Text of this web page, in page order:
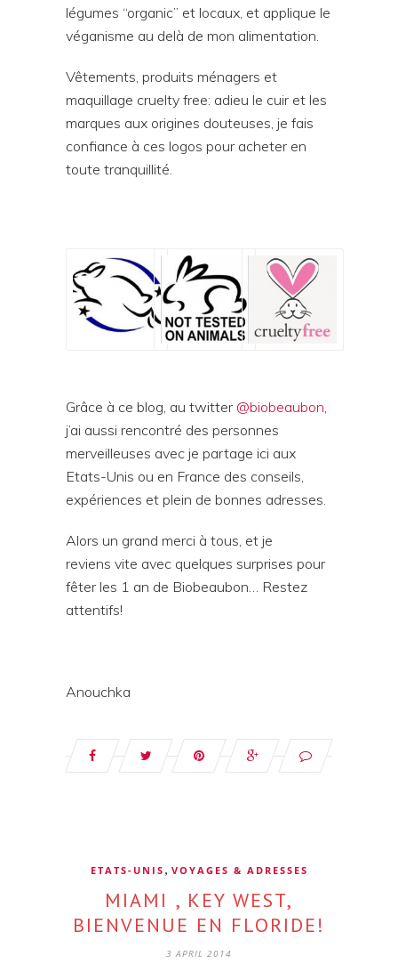
légumes “organic” et locaux, et applique le
véganisme au delà de mon alimentation.
Vêtements, produits ménagers et
maquillage cruelty free: adieu le cuir et les
marques aux origines douteuses, je fais
confiance à ces logos pour acheter en
toute tranquillité.
Grâce à ce blog, au twitter @biobeaubon,
j’ai aussi rencontré des personnes
merveilleuses avec je partage ici aux
Etats-Unis ou en France des conseils,
expériences et plein de bonnes adresses.
Alors un grand merci à tous, et je
reviens vite avec quelques surprises pour
fêter les 1 an de Biobeaubon… Restez
attentifs!
Anouchka
ETATS-UNIS , VOYAGES & ADRESSES
MIAMI , KEY WEST,
BIENVENUE EN FLORIDE!
3 APRIL 2014